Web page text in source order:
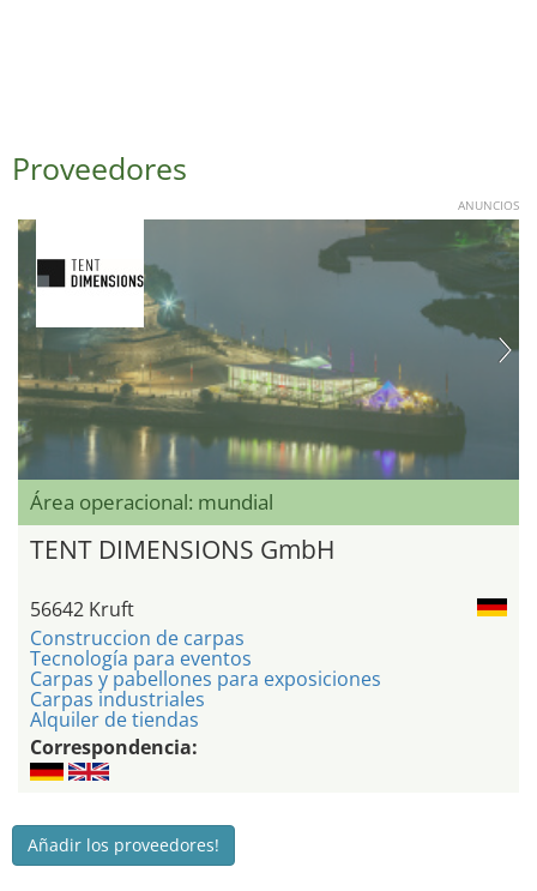
Proveedores
ANUNCIOS
Área operacional: mundial
TENT DIMENSIONS GmbH
56642 Kruft
Construccion de carpas
Tecnología para eventos
Carpas y pabellones para exposiciones
Carpas industriales
Alquiler de tiendas
Correspondencia:
Añadir los proveedores!